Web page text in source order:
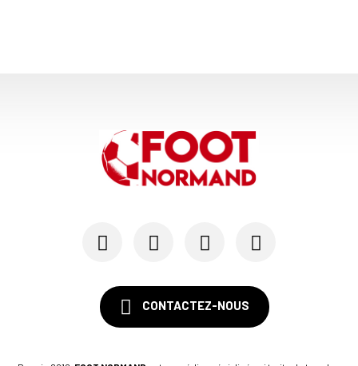
SM CAEN - MERCATO
Avec Mohamed Hafid, Malherbe veut frapper un gr...
SM Caen : Julien Meilhac quitte la direction de...
CONTACTEZ-NOUS